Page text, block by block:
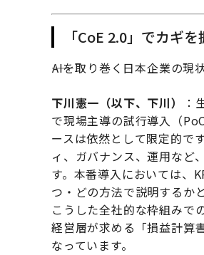
「CoE 2.0」でカギ
――AIを取り巻く日本企業の
下川憲一（以下、下川）
：
で現場主導の試行導入（
ースは依然として限定的で
ィ、ガバナンス、運用など
す。本番導入においては、
つ・どの方法で説明するか
こうした全社的な枠組みで
経営層が求める「損益計算
なっています。